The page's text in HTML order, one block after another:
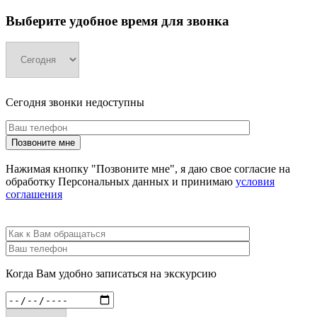
Выберите удобное время для звонка
Сегодня звонки недоступны
Нажимая кнопку "Позвоните мне", я даю свое согласие на
обработку Персональных данных и принимаю условия
соглашения
Когда Вам удобно записаться на экскурсию